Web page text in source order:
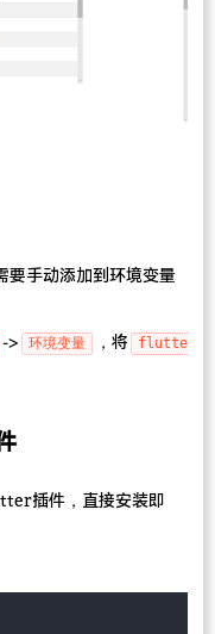
手动添加到环境变量
-> 环境变量 ，将
flutte
插件，直接安装即